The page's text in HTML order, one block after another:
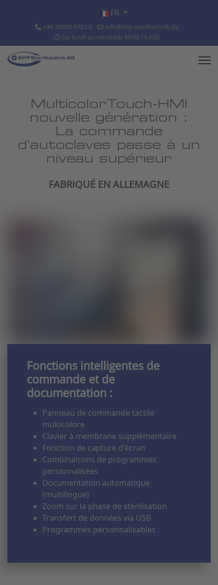
Sélectionnez votre langue
FR
+49 39058-9762-0
info@shp-steriltechnik.de
Du lundi au vendredi. 8h00-16.h30
MulticolorTouch-HMI
nouvelle génération :
La commande
d'autoclaves passe à un
niveau supérieur
FABRIQUÉ EN ALLEMAGNE
Fonctions intelligentes de
commande et de
documentation :
Panneau de commande tactile
multicolore
Clavier à membrane supplémentaire
Fonction de capture d'écran
Combinaisons de programmes
personnalisées
Documentation automatique
(multilingue)
Zoom sur la phase de stérilisation
Transfert de données via USB
Programmes personnalisables